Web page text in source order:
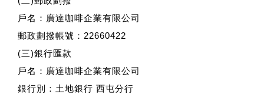
戶名：廣達咖啡企業有限公司
郵政劃撥帳號：22660422
(三)銀行匯款
戶名：廣達咖啡企業有限公司
銀行別：土地銀行 西屯分行